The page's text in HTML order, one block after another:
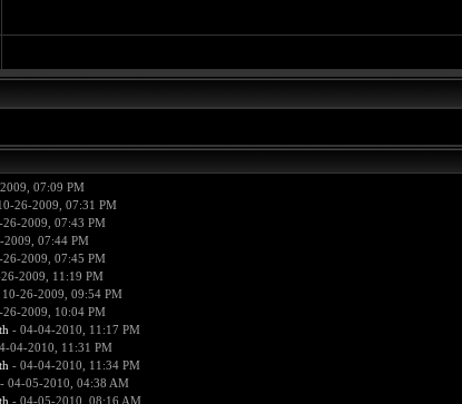
07:09 PM
26-2009, 07:31 PM
26-2009, 07:43 PM
07:44 PM
26-2009, 07:45 PM
2009, 11:19 PM
26-2009, 09:54 PM
26-2009, 10:04 PM
- 04-04-2010, 11:17 PM
04-2010, 11:31 PM
- 04-04-2010, 11:34 PM
04-05-2010, 04:38 AM
- 04-05-2010, 08:16 AM